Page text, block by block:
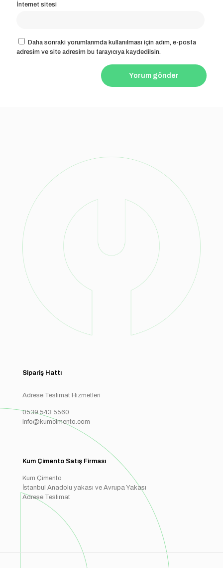
İnternet sitesi
Daha sonraki yorumlarımda kullanılması için adım, e-posta
adresim ve site adresim bu tarayıcıya kaydedilsin.
Sipariş Hattı
Adrese Teslimat Hizmetleri
0539 543 5560
info@kumcimento.com
Kum Çimento Satış Firması
Kum Çimento
İstanbul Anadolu yakası ve Avrupa Yakası
Adrese Teslimat